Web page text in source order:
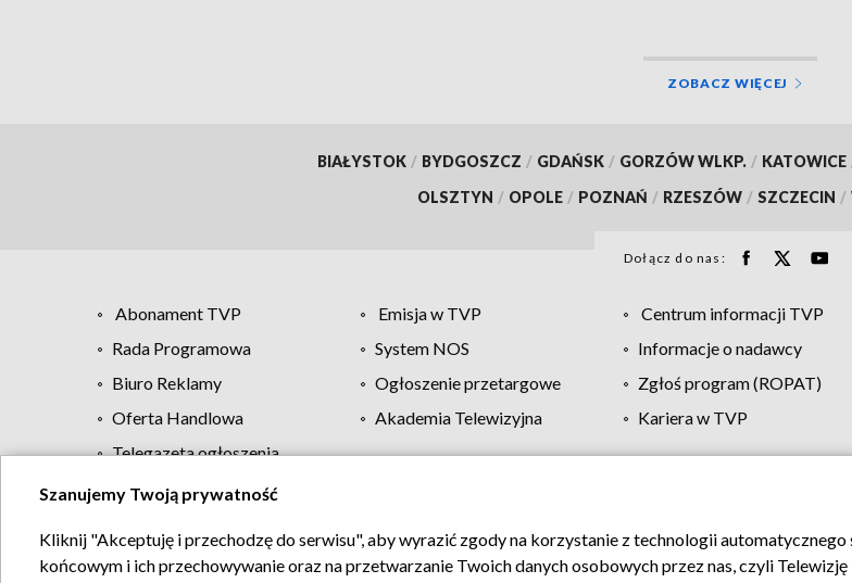
ZOBACZ WIĘCEJ
BIAŁYSTOK / BYDGOSZCZ / GDAŃSK / GORZÓW WLKP. / KATOWICE
OLSZTYN / OPOLE / POZNAŃ / RZESZÓW / SZCZECIN /
Dołącz do nas:
Abonament TVP Emisja w TVP Centrum informacji TVP
Rada Programowa
System NOS Informacje o nadawcy
Biuro Reklamy
Ogłoszenie przetargowe Zgłoś program (ROPAT)
Oferta Handlowa
Akademia Telewizyjna Kariera w TVP
Telegazeta ogłoszenia
Regulamin TVP Polityka prywatności Moje zgody
Szanujemy Twoją prywatność
Kliknij "Akceptuję i przechodzę do serwisu", aby wyrazić zgody na korzystanie z technologii
końcowym i ich przechowywanie oraz na przetwarzanie Twoich danych osobowych przez nas, czyli